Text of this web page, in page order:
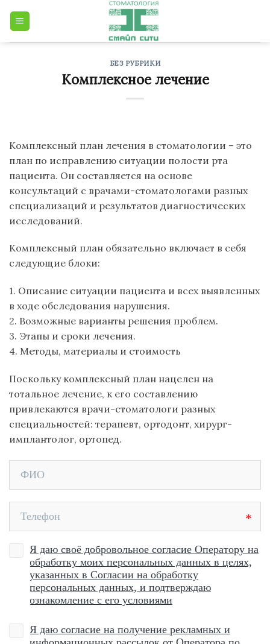
БЕЗ РУБРИКИ
Комплексное лечение
Комплексный план лечения в стоматологии – это
план по исправлению ситуации полости рта
пациента. Он составляется на основе
консультаций с врачами-стоматологами разных
специализаций и результатов диагностических
исследований.
Комплексный план обязательно включает в себя
следующие блоки:
1. Описание ситуации пациента и всех выявленных
в ходе обследования нарушения.
2. Возможные варианты решения проблем.
3. Этапы и сроки лечения.
4. Методы, материалы и стоимость
Поскольку комплексный план нацелен на
тотальное лечение, к его составлению
привлекаются врачи-стоматологи разных
специальностей: терапевт, ортодонт, хирург-
имплантолог, ортопед.